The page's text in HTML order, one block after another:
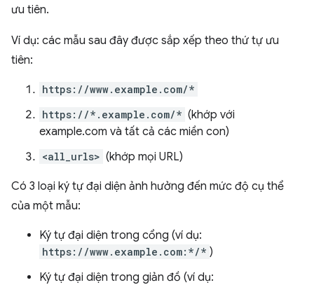
ưu tiên.
Ví dụ: các mẫu sau đây được sắp xếp theo thứ tự ưu
tiên:
https://www.example.com/*
https://*.example.com/* (khớp với
example.com và tất cả các miền con)
<all_urls> (khớp mọi URL)
Có 3 loại ký tự đại diện ảnh hưởng đến mức độ cụ thể
của một mẫu:
Ký tự đại diện trong cổng (ví dụ:
https://www.example.com:*/* )
Ký tự đại diện trong giản đồ (ví dụ: